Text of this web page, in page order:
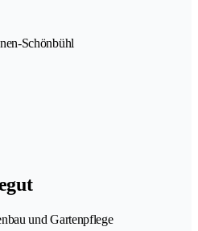
Schönbühl
und Gartenpflege